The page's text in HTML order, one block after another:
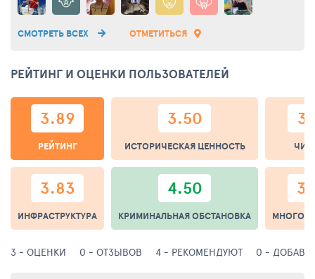
СМОТРЕТЬ ВСЕХ ОТМЕТИТЬСЯ
РЕЙТИНГ И ОЦЕНКИ ПОЛЬЗОВАТЕЛЕЙ
3.89
РЕЙТИНГ
3.50
ИСТОРИЧЕСКАЯ ЦЕННОСТЬ
3.83
ИНФРАСТРУКТУРА
4.50
КРИМИНАЛЬНАЯ ОБСТАНОВКА
3 - ОЦЕНКИ 0 - ОТЗЫВОВ 4 - РЕКОМЕНДУЮТ 0 -